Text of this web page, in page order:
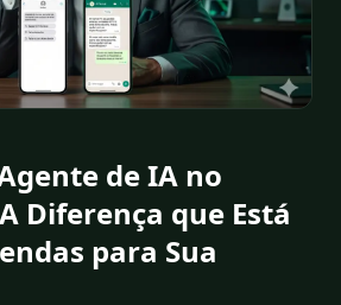
de IA no
Diferença que Está
para Sua